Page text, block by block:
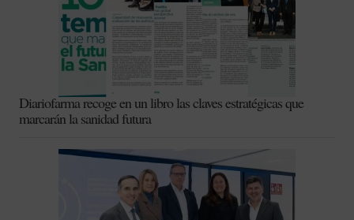
Diariofarma recoge en un libro las claves estratégicas que
marcarán la sanidad futura